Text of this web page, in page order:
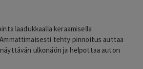
laadukkaalla keraamisella
tehty pinnoitus auttaa
ulkonäön ja helpottaa auton